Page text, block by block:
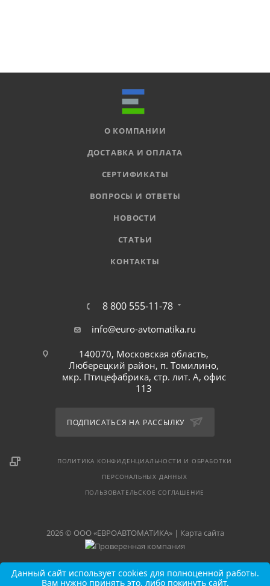
О КОМПАНИИ
ДОСТАВКА И ОПЛАТА
СЕРТИФИКАТЫ
ВОПРОСЫ И ОТВЕТЫ
НОВОСТИ
СТАТЬИ
КОНТАКТЫ
8 800 555-11-78
info@euro-avtomatika.ru
140070, Московская область,
Люберецкий район, п. Томилино,
мкр. Птицефабрика, стр. лит. А, офис
113
ПОДПИСАТЬСЯ НА РАССЫЛКУ
ПОЛИТИКА КОНФИДЕНЦИАЛЬНОСТИ И ОБРАБОТКИ
ПЕРСОНАЛЬНЫХ ДАННЫХ
ПОЛЬЗОВАТЕЛЬСКОЕ СОГЛАШЕНИЕ
2026 © ООО «ЕВРОАВТОМАТИКА» | Карта сайта
Данный сайт использует cookies для полноценной работы.
Вам нужно принять это, либо покинуть сайт.